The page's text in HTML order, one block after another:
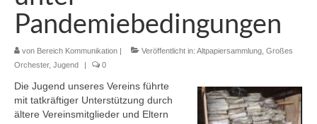
Chronik
Orchester
Ausbildung
Downloads
Pandemiebedingungen
von Bereich Kommunikation | Veröffentlicht in: Altpapiersammlung Großes
Orchester, Jugend | 0
Die Jugend unseres Vereins führte
mit tatkräftiger Unterstützung durch
ältere Vereinsmitglieder und Eltern